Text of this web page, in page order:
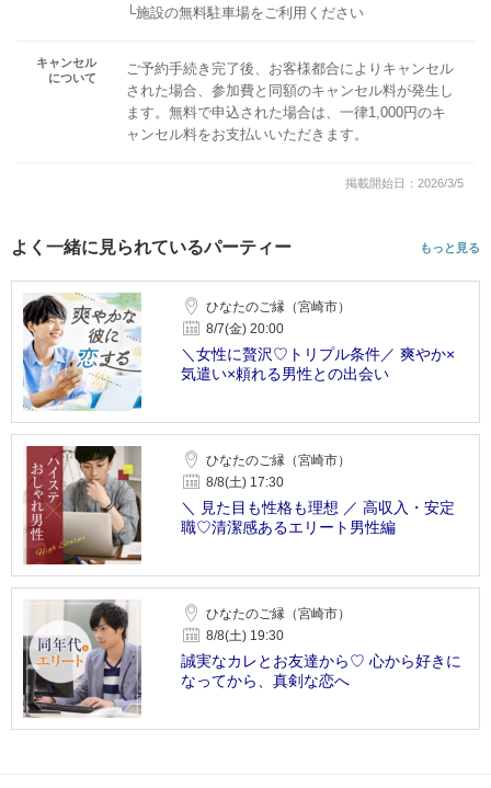
└施設の無料駐車場をご利用ください
キャンセル
について
ご予約手続き完了後、お客様都合によりキャンセル
された場合、参加費と同額のキャンセル料が発生し
ます。無料で申込された場合は、一律1,000円のキ
ャンセル料をお支払いいただきます。
掲載開始日：2026/3/5
よく一緒に見られているパーティー もっと見る
ひなたのご縁（宮崎市）
8/7(金) 20:00
＼女性に贅沢♡トリプル条件／ 爽やか×
気遣い×頼れる男性との出会い
ひなたのご縁（宮崎市）
8/8(土) 17:30
＼ 見た目も性格も理想 ／ 高収入・安定
職♡清潔感あるエリート男性編
ひなたのご縁（宮崎市）
8/8(土) 19:30
誠実なカレとお友達から♡ 心から好きに
なってから、真剣な恋へ